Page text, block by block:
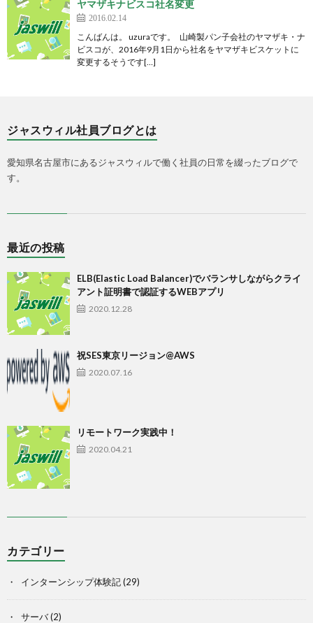
ヤマザキナビスコ社名変更
2016.02.14
こんばんは。 uzuraです。 山崎製パン子会社のヤマザキ・ナ
ビスコが、2016年9月1日から社名をヤマザキビスケットに
変更するそうです[…]
ジャスウィル社員ブログとは
愛知県名古屋市にあるジャスウィルで働く社員の日常を綴ったブログで
す。
最近の投稿
ELB(Elastic Load Balancer)でバランサしながらクライ
アント証明書で認証するWEBアプリ
2020.12.28
祝SES東京リージョン@AWS
2020.07.16
リモートワーク実践中！
2020.04.21
カテゴリー
インターンシップ体験記(29)
サーバ(2)